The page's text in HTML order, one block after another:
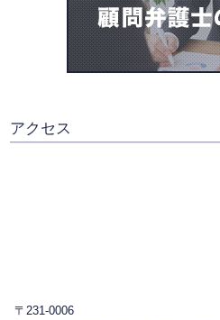
アクセス
〒231-0006